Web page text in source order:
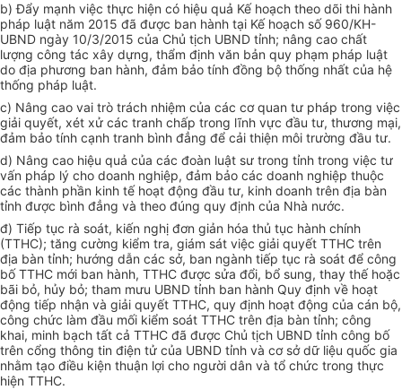
b) Đẩy mạnh việc thực hiện có hiệu quả Kế hoạch theo dõi thi hành
pháp luật năm 2015 đã được ban hành tại Kế hoạch số 960/KH-
UBND ngày 10/3/2015 của Chủ tịch UBND tỉnh; nâng cao chất
lượng công tác xây dựng, thẩm định văn bản quy phạm pháp luật
do địa phương ban hành, đảm bảo tính đồng bộ thống nhất của hệ
thống pháp luật.
c) Nâng cao vai trò trách nhiệm của các cơ quan tư pháp trong việc
giải quyết, xét xử các tranh chấp trong lĩnh vực đầu tư, thương mại,
đảm bảo tính cạnh tranh bình đẳng để cải thiện môi trường đầu tư.
d) Nâng cao hiệu quả của các đoàn luật sư trong tỉnh trong việc tư
vấn pháp lý cho doanh nghiệp, đảm bảo các doanh nghiệp thuộc
các thành phần kinh tế hoạt động đầu tư, kinh doanh trên địa bàn
tỉnh được bình đẳng và theo đúng quy định của Nhà nước.
đ) Tiếp tục rà soát, kiến nghị đơn giản hóa thủ tục hành chính
(TTHC); tăng cường kiểm tra, giám sát việc giải quyết TTHC trên
địa bàn tỉnh; hướng dẫn các sở, ban ngành tiếp tục rà soát để công
bố TTHC mới ban hành, TTHC được sửa đổi, bổ sung, thay thế hoặc
bãi bỏ, hủy bỏ; tham mưu UBND tỉnh ban hành Quy định về hoạt
động tiếp nhận và giải quyết TTHC, quy định hoạt động của cán bộ,
công chức làm đầu mối kiểm soát TTHC trên địa bàn tỉnh; công
khai, minh bạch tất cả TTHC đã được Chủ tịch UBND tỉnh công bố
trên cổng thông tin điện tử của UBND tỉnh và cơ sở dữ liệu quốc gia
nhằm tạo điều kiện thuận lợi cho người dân và tổ chức trong thực
hiện TTHC.